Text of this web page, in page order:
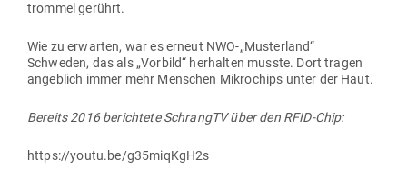
trommel gerührt.
Wie zu erwarten, war es erneut NWO-„Musterland“
Schweden, das als „Vorbild“ her­halten musste. Dort tragen
angeblich immer mehr Men­schen Mikro­chips unter der Haut.
Bereits 2016 berichtete SchrangTV über den RFID-Chip:
https://youtu.be/g35miqKgH2s